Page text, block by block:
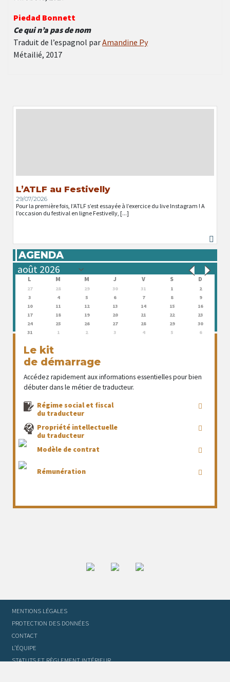
Piedad Bonnett
Ce qui n’a pas de nom
Traduit de l’espagnol parAmandine Py
Métailié, 2017
L’ATLF au Festivelly
29/07/2026
Pour la première fois, l’ATLF s’est essayée à l’exercice du live Instagram ! A
l’occasion du festival en ligne Festivelly, [...]
AGENDA
L M M J V S D
27 28 29 30 31 1
2
3
4 5 6 7 8
9
10
11 12 13 14 15
16
17
18 19 20 21 22
23
24
25 26 27 28 29
30
31
1 2 3 4 5 6
Le kit
de démarrage
Accédez rapidement aux informations essentielles pour bien
débuter dans le métier de traducteur.
Régime social et fiscal
du traducteur
Propriété intellectuelle
du traducteur
Modèle de contrat
Rémunération
MENTIONS LÉGALES
PROTECTION DES DONNÉES
CONTACT
L’ÉQUIPE
STATUTS ET RÈGLEMENT INTÉRIEUR